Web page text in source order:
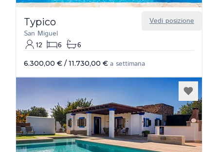
Vedi posizione
Typico
San Miguel
12
6 6
6.300,00 € / 11.730,00 € a settimana